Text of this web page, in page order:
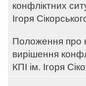
конфліктних
Ігоря
Положення про
вирішення
КПІ ім. Ігоря